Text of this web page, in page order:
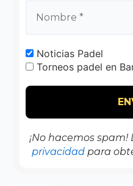
Noticias Padel
Torneos padel en
¡No hacemos spam!
privacidad para